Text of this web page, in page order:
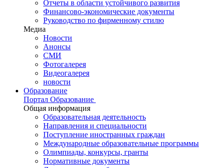
Отчеты в области устойчивого развития
Финансово-экономические документы
Руководство по фирменному стилю
Медиа
Новости
Анонсы
СМИ
Фотогалерея
Видеогалерея
новости
Образование
Портал Образование
Общая информация
Образовательная деятельность
Направления и специальности
Поступление иностранных граждан
Международные образовательные программы
Олимпиады, конкурсы, гранты
Нормативные документы